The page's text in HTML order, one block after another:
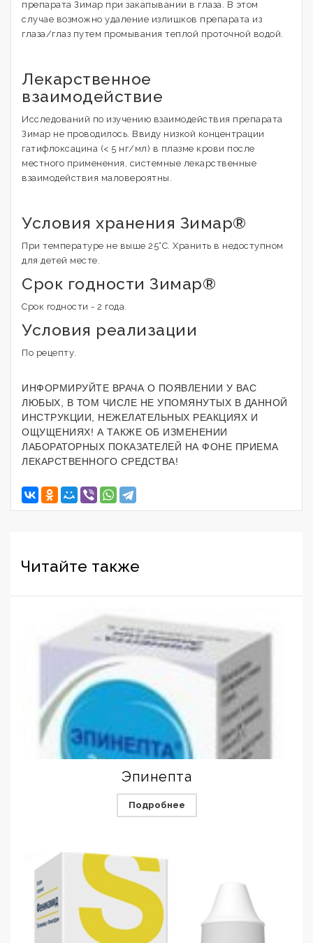
препарата Зимар при закапывании в глаза. В этом
случае возможно удаление излишков препарата из
глаза/глаз путем промывания теплой проточной водой.
Лекарственное
взаимодействие
Исследований по изучению взаимодействия препарата
Зимар не проводилось. Ввиду низкой концентрации
гатифлоксацина (< 5 нг/мл) в плазме крови после
местного применения, системные лекарственные
взаимодействия маловероятны.
Условия хранения Зимар®
При температуре не выше 25°С. Хранить в недоступном
для детей месте.
Срок годности Зимар®
Срок годности - 2 года.
Условия реализации
По рецепту.
ИНФОРМИРУЙТЕ ВРАЧА О ПОЯВЛЕНИИ У ВАС
ЛЮБЫХ, В ТОМ ЧИСЛЕ НЕ УПОМЯНУТЫХ В ДАННОЙ
ИНСТРУКЦИИ, НЕЖЕЛАТЕЛЬНЫХ РЕАКЦИЯХ И
ОЩУЩЕНИЯХ! А ТАКЖЕ ОБ ИЗМЕНЕНИИ
ЛАБОРАТОРНЫХ ПОКАЗАТЕЛЕЙ НА ФОНЕ ПРИЕМА
ЛЕКАРСТВЕННОГО СРЕДСТВА!
Читайте также
Эпинепта
Подробнее